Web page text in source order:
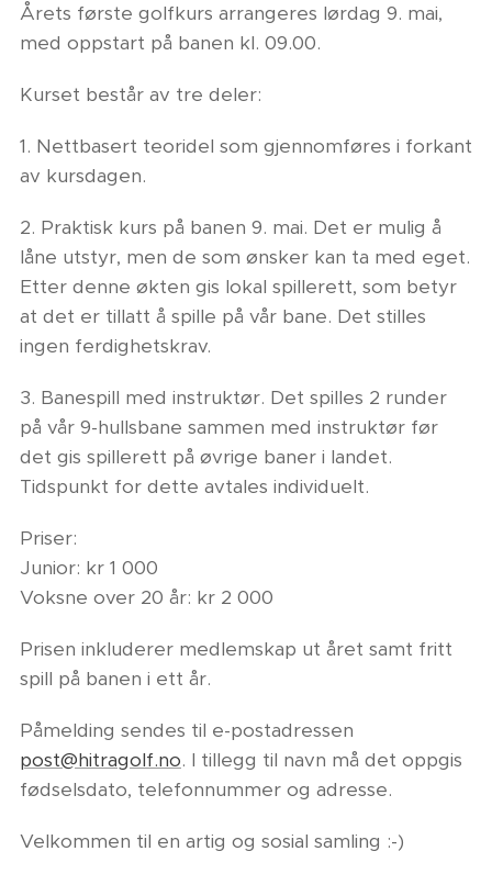
Årets første golfkurs arrangeres lørdag 9. mai,
med oppstart på banen kl. 09.00.
Kurset består av tre deler:
1. Nettbasert teoridel som gjennomføres i forkant
av kursdagen.
2. Praktisk kurs på banen 9. mai. Det er mulig å
låne utstyr, men de som ønsker kan ta med eget.
Etter denne økten gis lokal spillerett, som betyr
at det er tillatt å spille på vår bane. Det stilles
ingen ferdighetskrav.
3. Banespill med instruktør. Det spilles 2 runder
på vår 9-hullsbane sammen med instruktør før
det gis spillerett på øvrige baner i landet.
Tidspunkt for dette avtales individuelt.
Priser:
Junior: kr 1 000
Voksne over 20 år: kr 2 000
Prisen inkluderer medlemskap ut året samt fritt
spill på banen i ett år.
Påmelding sendes til e-postadressen
post@hitragolf.no. I tillegg til navn må det oppgis
fødselsdato, telefonnummer og adresse.
Velkommen til en artig og sosial samling :-)